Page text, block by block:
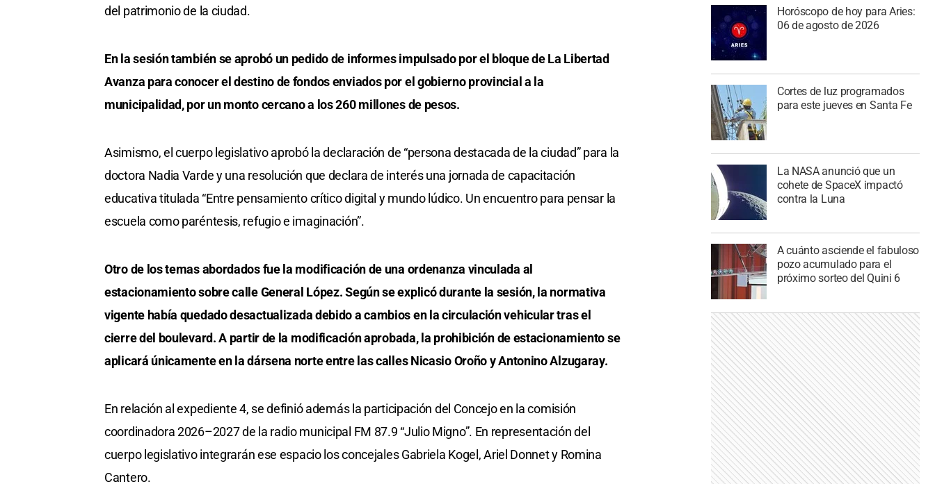
del patrimonio de la ciudad.
En la sesión también se aprobó un pedido de informes impulsado por el bloque de La Libertad
Avanza para conocer el destino de fondos enviados por el gobierno provincial a la
municipalidad, por un monto cercano a los 260 millones de pesos.
Asimismo, el cuerpo legislativo aprobó la declaración de “persona destacada de la ciudad” para la
doctora Nadia Varde y una resolución que declara de interés una jornada de capacitación
educativa titulada “Entre pensamiento crítico digital y mundo lúdico. Un encuentro para pensar la
escuela como paréntesis, refugio e imaginación”.
Otro de los temas abordados fue la modificación de una ordenanza vinculada al
estacionamiento sobre calle General López. Según se explicó durante la sesión, la normativa
vigente había quedado desactualizada debido a cambios en la circulación vehicular tras el
cierre del boulevard. A partir de la modificación aprobada, la prohibición de estacionamiento se
aplicará únicamente en la dársena norte entre las calles Nicasio Oroño y Antonino Alzugaray.
En relación al expediente 4, se definió además la participación del Concejo en la comisión
coordinadora 2026–2027 de la radio municipal FM 87.9 “Julio Migno”. En representación del
cuerpo legislativo integrarán ese espacio los concejales Gabriela Kogel, Ariel Donnet y Romina
Cantero.
Horóscopo de hoy para Aries:
06 de agosto de 2026
Cortes de luz programados
para este jueves en Santa Fe
La NASA anunció que un
cohete de SpaceX impactó
contra la Luna
A cuánto asciende el fabuloso
pozo acumulado para el
próximo sorteo del Quini 6